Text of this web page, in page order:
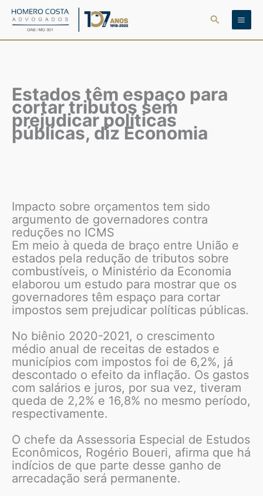
para
Pesquisar
Estados têm espaço para
cortar tributos sem
prejudicar políticas
públicas, diz Economia
Impacto sobre orçamentos tem sido
argumento de governadores contra
reduções no ICMS
Em meio à queda de braço entre União e
estados pela redução de tributos sobre
combustíveis, o Ministério da Economia
elaborou um estudo para mostrar que os
governadores têm espaço para cortar
impostos sem prejudicar políticas públicas.
No biênio 2020-2021, o crescimento
médio anual de receitas de estados e
municípios com impostos foi de 6,2%, já
descontado o efeito da inflação. Os gastos
com salários e juros, por sua vez, tiveram
queda de 2,2% e 16,8% no mesmo período,
respectivamente.
O chefe da Assessoria Especial de Estudos
Econômicos, Rogério Boueri, afirma que há
indícios de que parte desse ganho de
arrecadação será permanente.